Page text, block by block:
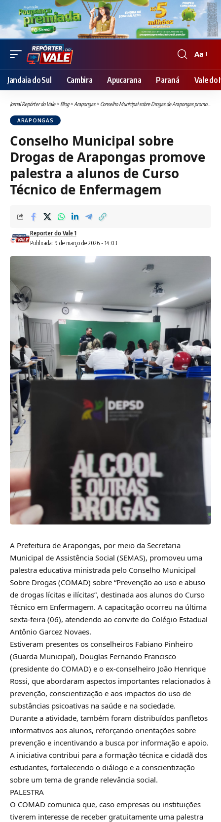
Font
Resizer
Aa
Jandaia do Sul Cambira Apucarana Paraná Vale do
Jornal Repórter do Vale> Blog>Arapongas> Conselho Municipal sobre Drogas de Arapongas promove palestra a alunos de Curso Técnico de Enfermagem
ARAPONGAS
Conselho Municipal sobre
Drogas de Arapongas promove
palestra a alunos de Curso
Técnico de Enfermagem
Publicada: 9 de março de 2026 - 14:03
Reporter do Vale 1
A Prefeitura de Arapongas, por meio da Secretaria
Municipal de Assistência Social (SEMAS), promoveu uma
palestra educativa ministrada pelo Conselho Municipal
Sobre Drogas (COMAD) sobre “Prevenção ao uso e abuso
de drogas lícitas e ilícitas”, destinada aos alunos do Curso
Técnico em Enfermagem. A capacitação ocorreu na última
sexta-feira (06), atendendo ao convite do Colégio Estadual
Antônio Garcez Novaes.
Estiveram presentes os conselheiros Fabiano Pinheiro
(Guarda Municipal), Douglas Fernando Francisco
(presidente do COMAD) e o ex-conselheiro João Henrique
Rossi, que abordaram aspectos importantes relacionados à
prevenção, conscientização e aos impactos do uso de
substâncias psicoativas na saúde e na sociedade.
Durante a atividade, também foram distribuídos panfletos
informativos aos alunos, reforçando orientações sobre
prevenção e incentivando a busca por informação e apoio.
A iniciativa contribui para a formação técnica e cidadã dos
estudantes, fortalecendo o diálogo e a conscientização
sobre um tema de grande relevância social.
PALESTRA
O COMAD comunica que, caso empresas ou instituições
tiverem interesse de receber gratuitamente uma palestra